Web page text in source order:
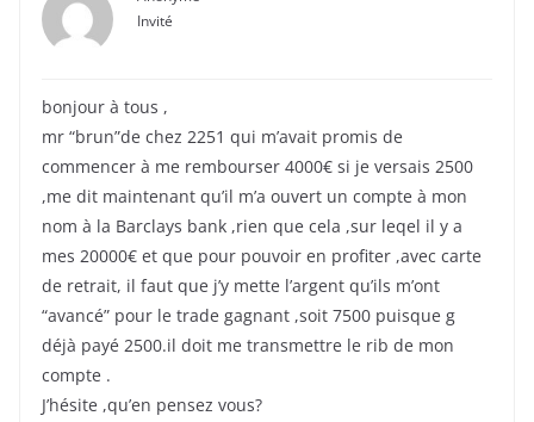
Invité
bonjour à tous ,
mr “brun”de chez 2251 qui m’avait promis de
commencer à me rembourser 4000€ si je versais 2500
,me dit maintenant qu’il m’a ouvert un compte à mon
nom à la Barclays bank ,rien que cela ,sur leqel il y a
mes 20000€ et que pour pouvoir en profiter ,avec carte
de retrait, il faut que j’y mette l’argent qu’ils m’ont
“avancé” pour le trade gagnant ,soit 7500 puisque g
déjà payé 2500.il doit me transmettre le rib de mon
compte .
J’hésite ,qu’en pensez vous?